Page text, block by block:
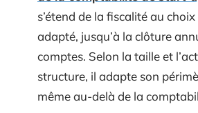
s’étend de la fiscalité au choix
adapté, jusqu’à la clôture
comptes. Selon la taille et
structure, il adapte son
même au-delà de la